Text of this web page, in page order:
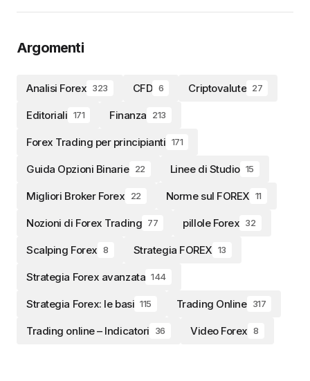
Argomenti
Analisi Forex 323 CFD 6 Criptovalute 27
Editoriali 171 Finanza 213
Forex Trading per principianti 171
Guida Opzioni Binarie 22 Linee di Studio 15
Migliori Broker Forex 22 Norme sul FOREX 11
Nozioni di Forex Trading 77 pillole Forex 32
Scalping Forex 8 Strategia FOREX 13
Strategia Forex avanzata 144
Strategia Forex: le basi 115 Trading Online 317
Trading online – Indicatori 36 Video Forex 8